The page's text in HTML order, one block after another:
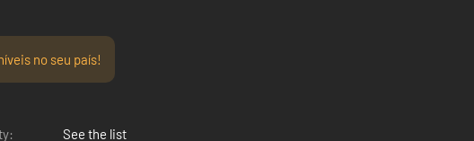
no seu país!
See the list